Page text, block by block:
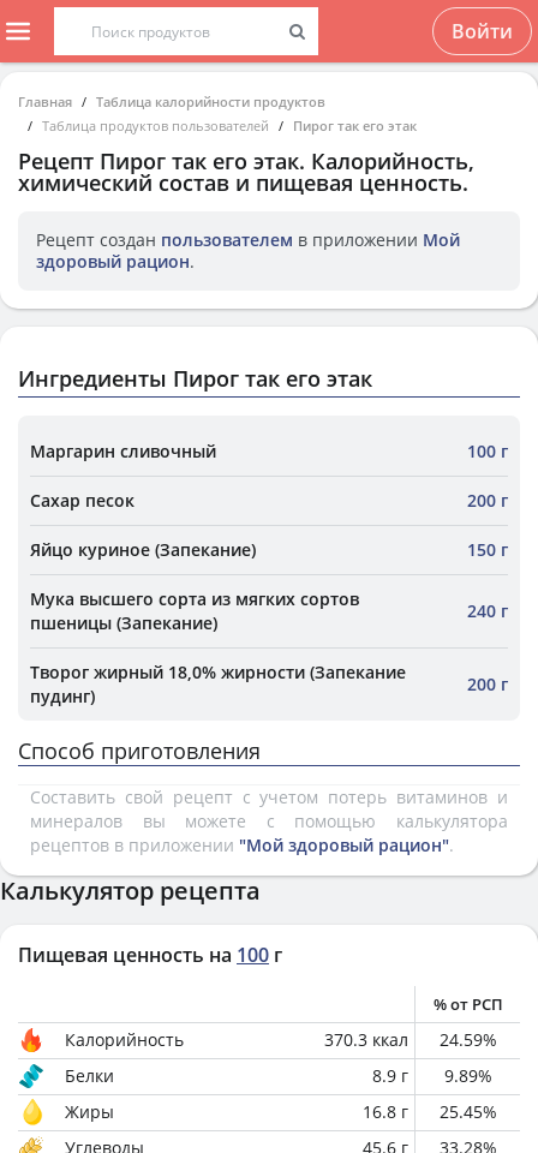
Войти
Главная
Таблица калорийности продуктов
Таблица продуктов пользователей
Пирог так его этак
Рецепт Пирог так его этак. Калорийность,
химический состав и пищевая ценность.
Рецепт создан пользователем в приложении Мой
здоровый рацион.
Ингредиенты Пирог так его этак
Маргарин сливочный 100 г
Сахар песок 200 г
Яйцо куриное (Запекание) 150 г
Мука высшего сорта из мягких сортов
пшеницы (Запекание)
240 г
Творог жирный 18,0% жирности (Запекание
пудинг)
200 г
Способ приготовления
Составить свой рецепт с учетом потерь витаминов и
минералов вы можете с помощью калькулятора
рецептов в приложении "Мой здоровый рацион".
Калькулятор рецепта
Пищевая ценность на 100 г
% от РСП
Калорийность 370.3 ккал 24.59%
Белки
8.9 г 9.89%
Жиры
16.8 г 25.45%
Углеводы
45.6 г 33.28%